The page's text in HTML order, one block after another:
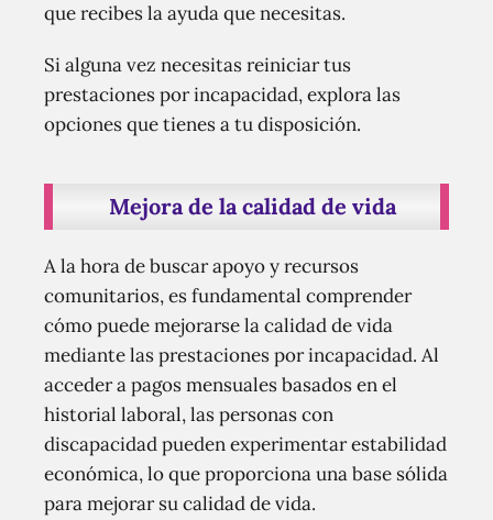
que recibes la ayuda que necesitas.
Si alguna vez necesitas reiniciar tus
prestaciones por incapacidad, explora las
opciones que tienes a tu disposición.
Mejora de la calidad de vida
A la hora de buscar apoyo y recursos
comunitarios, es fundamental comprender
cómo puede mejorarse la calidad de vida
mediante las prestaciones por incapacidad. Al
acceder a pagos mensuales basados en el
historial laboral, las personas con
discapacidad pueden experimentar estabilidad
económica, lo que proporciona una base sólida
para mejorar su calidad de vida.